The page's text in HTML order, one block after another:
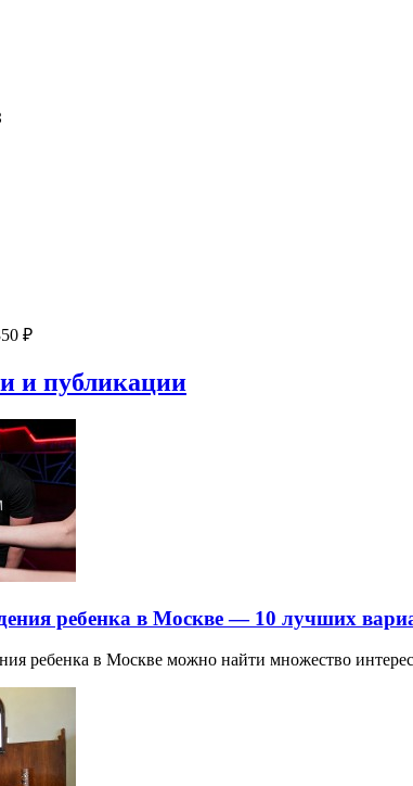
₽
и публикации
ребенка в Москве — 10 лучших
ребенка в Москве можно найти множество